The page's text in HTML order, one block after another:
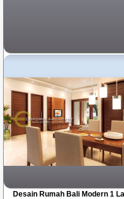
Desain Rumah Bali Modern 1